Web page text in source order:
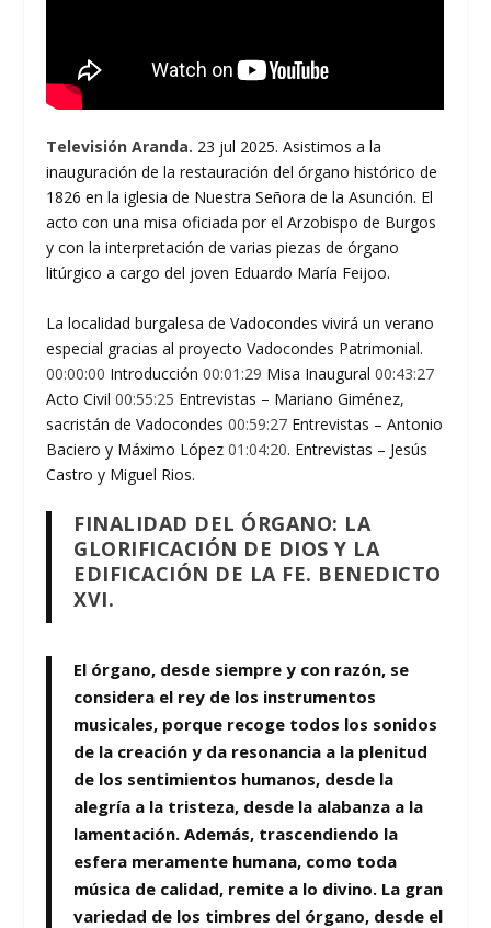
Televisión Aranda. 23 jul 2025. Asistimos a la
inauguración de la restauración del órgano histórico de
1826 en la iglesia de Nuestra Señora de la Asunción. El
acto con una misa oficiada por el Arzobispo de Burgos
y con la interpretación de varias piezas de órgano
litúrgico a cargo del joven Eduardo María Feijoo.
La localidad burgalesa de Vadocondes vivirá un verano
especial gracias al proyecto Vadocondes Patrimonial.
00:00:00 Introducción00:01:29 Misa Inaugural00:43:27
Acto Civil00:55:25 Entrevistas – Mariano Giménez,
sacristán de Vadocondes00:59:27 Entrevistas – Antonio
Baciero y Máximo López01:04:20. Entrevistas – Jesús
Castro y Miguel Rios.
FINALIDAD DEL ÓRGANO: LA
GLORIFICACIÓN DE DIOS Y LA
EDIFICACIÓN DE LA FE. BENEDICTO
XVI.
El órgano, desde siempre y con razón, se
considera el rey de los instrumentos
musicales, porque recoge todos los sonidos
de la creación y da resonancia a la plenitud
de los sentimientos humanos, desde la
alegría a la tristeza, desde la alabanza a la
lamentación. Además, trascendiendo la
esfera meramente humana, como toda
música de calidad, remite a lo divino. La gran
variedad de los timbres del órgano, desde el